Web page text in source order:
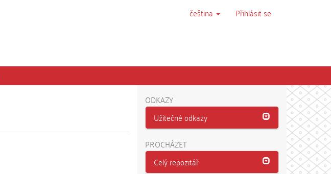
čeština Přihlásit se
ODKAZY
Užitečné odkazy
PROCHÁZET
Celý repozitář